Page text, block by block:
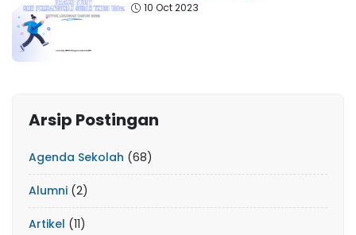
10 Oct 2023
Arsip Postingan
Agenda Sekolah (68)
Alumni (2)
Artikel (11)